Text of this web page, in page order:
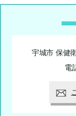
宇城市 保健
電